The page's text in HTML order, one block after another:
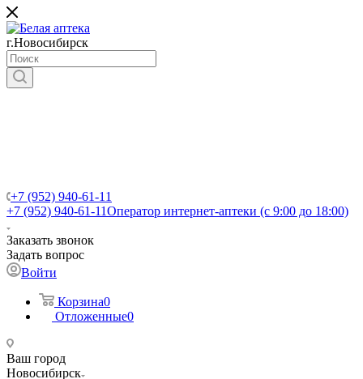
г.Новосибирск
+7 (952) 940-61-11
+7 (952) 940-61-11Оператор интернет-аптеки (с 9:00 до 18:00)
Заказать звонок
Задать вопрос
Войти
Корзина0
Отложенные0
Ваш город
Новосибирск